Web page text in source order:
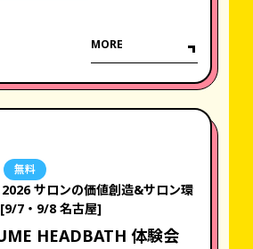
MORE
無料
サロンの価値創造&サロン環
7・9/8 名古屋]
HEADBATH 体験会